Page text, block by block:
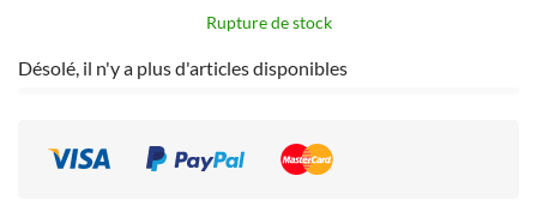
Rupture de stock
Désolé, il n'y a plus d'articles disponibles